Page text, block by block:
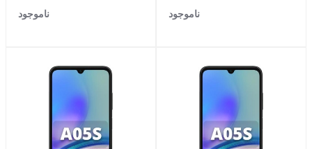
ناموجود ناموجود